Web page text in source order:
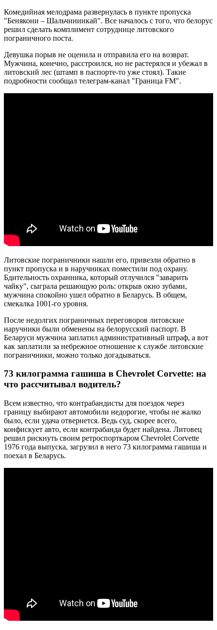
Комедийная мелодрама развернулась в пункте пропуска
"Бенякони – Шальчининкай". Все началось с того, что белорус
решил сделать комплимент сотруднице литовского
пограничного поста.
Девушка порыв не оценила и отправила его на возврат.
Мужчина, конечно, расстроился, но не растерялся и убежал в
литовский лес (штамп в паспорте-то уже стоял). Такие
подробности сообщал телеграм-канал "Граница FM".
Литовские пограничники нашли его, привезли обратно в
пункт пропуска и в наручниках поместили под охрану.
Бдительность охранника, который отлучился "заварить
чайку", сыграла решающую роль: открыв окно зубами,
мужчина спокойно ушел обратно в Беларусь. В общем,
смекалка 1001-го уровня.
После недолгих пограничных переговоров литовские
наручники были обменены на белорусский паспорт. В
Беларуси мужчина заплатил административный штраф, а вот
как заплатили за небрежное отношение к службе литовские
пограничники, можно только догадываться.
73 килограмма гашиша в Chevrolet Corvette: на
что рассчитывал водитель?
Всем известно, что контрабандисты для поездок через
границу выбирают автомобили недорогие, чтобы не жалко
было, если удача отвернется. Ведь суд, скорее всего,
конфискует авто, если контрабанда будет найдена. Литовец
решил рискнуть своим ретроспорткаром Chevrolet Corvette
1976 года выпуска, загрузил в него 73 килограмма гашиша и
поехал в Беларусь.